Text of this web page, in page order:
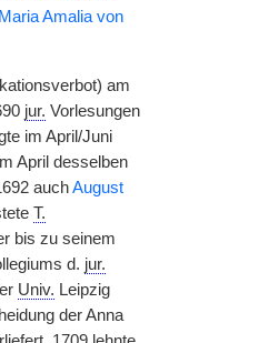
Maria Amalia von
am
jur. Vorlesungen
im April/Juni
April desselben
auchAugust
T.
bis zu seinem
d. jur.
Univ. Leipzig
der Anna